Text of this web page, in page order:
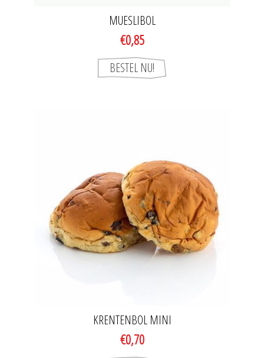
MUESLIBOL
€0,85
KRENTENBOL MINI
€0,70